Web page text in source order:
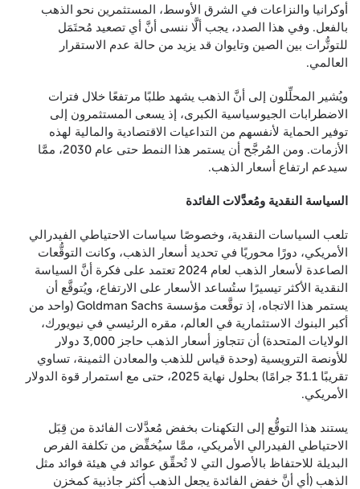
أوكرانيا والنزاعات في الشرق الأوسط، المستثمرين نحو الذهب
بالفعل. وفي هذا الصدد، يجب ألَّا ننسى أنَّ أي تصعيد مُحتَمَل
للتوتُّرات بين الصين وتايوان قد يزيد من حالة عدم الاستقرار
العالمي.
ويُشير المحلِّلون إلى أنَّ الذهب يشهد طلبًا مرتفعًا خلال فترات
الاضطرابات الجيوسياسية الكبرى، إذ يسعى المستثمرون إلى
توفير الحماية لأنفسهم من التداعيات الاقتصادية والمالية لهذه
الأزمات. ومن المُرجَّح أن يستمر هذا النمط حتى عام 2030، ممَّا
سيدعم ارتفاع أسعار الذهب.
السياسة النقدية ومُعدَّلات الفائدة
تلعب السياسات النقدية، وخصوصًا سياسات الاحتياطي الفيدرالي
الأمريكي، دورًا محوريًا في تحديد أسعار الذهب، وكانت التوقُّعات
الصاعدة لأسعار الذهب لعام 2024 تعتمد على فكرة أنَّ السياسة
النقدية الأكثر تيسيرًا ستُساعد الأسعار على الارتفاع، ويُتوقَّع أن
يستمر هذا الاتجاه، إذ توقَّعت مؤسسة Goldman Sachs (واحد من
أكبر البنوك الاستثمارية في العالم، مقره الرئيسي في نيويورك،
الولايات المتحدة) أن تتجاوز أسعار الذهب حاجز 3,000 دولار
للأونصة الترويسية (وحدة قياس للذهب والمعادن الثمينة، تساوي
تقريبًا 31.1 جرامًا) بحلول نهاية 2025، حتى مع استمرار قوة الدولار
الأمريكي.
يستند هذا التوقُّع إلى التكهنات بخفض مُعدَّلات الفائدة من قِبَل
الاحتياطي الفيدرالي الأمريكي، ممَّا سيُخفِّض من تكلفة الفرص
البديلة للاحتفاظ بالأصول التي لا تُحقِّق عوائد في هيئة فوائد مثل
الذهب (أي أنَّ خفض الفائدة يجعل الذهب أكثر جاذبية كمخزن